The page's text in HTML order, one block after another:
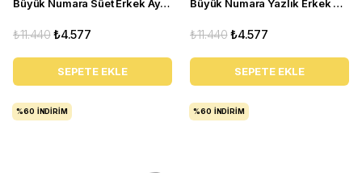
Büyük Numara Süet Erkek Ayakkabısı Utkan001 Siyah Süet
₺4.577
₺11.440
SEPETE EKLE
Büyük Numara Yazlık Erkek Ayakkabısı Utkan001 Vizon
₺4.577
₺11.440
SEPETE EKLE
%60 İNDIRIM %60 İNDIRIM